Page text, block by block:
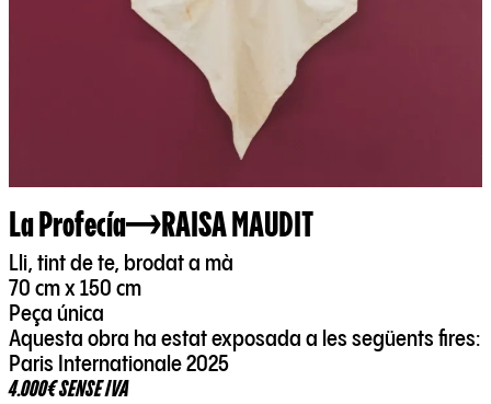
La Profecía RAISA MAUDIT
Lli, tint de te, brodat a mà
70 cm x 150 cm
Peça única
Aquesta obra ha estat exposada a les següents fires:
Paris Internationale 2025
4.000€ SENSE IVA